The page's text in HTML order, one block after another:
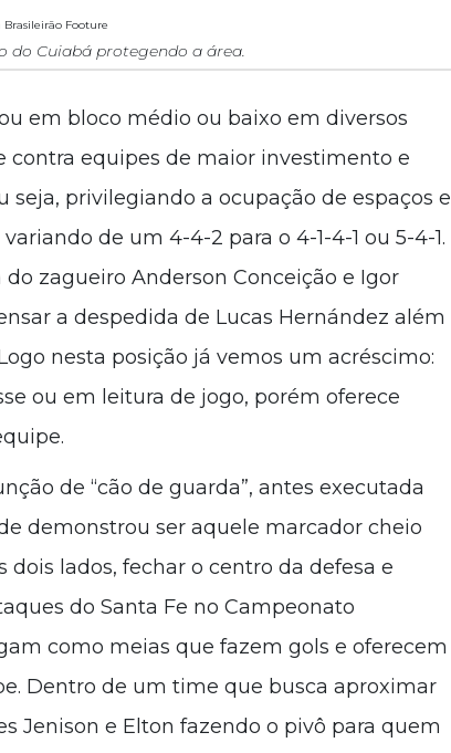
do Cuiabá protegendo a área.
em bloco médio ou baixo em diversos
contra equipes de maior investimento e
seja, privilegiando a ocupação de espaços e
de um 4-4-2 para o 4-1-4-1 ou 5-4-1.
zagueiro Anderson Conceição e Igor
a despedida de Lucas Hernández além
nesta posição já vemos um acréscimo:
ou em leitura de jogo, porém oferece
de “cão de guarda”, antes executada
demonstrou ser aquele marcador cheio
lados, fechar o centro da defesa e
do Santa Fe no Campeonato
como meias que fazem gols e oferecem
Dentro de um time que busca aproximar
Jenison e Elton fazendo o pivô para quem